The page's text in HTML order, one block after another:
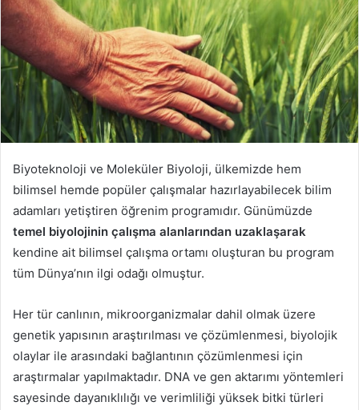
Biyoteknoloji ve Moleküler Biyoloji, ülkemizde hem
bilimsel hemde popüler çalışmalar hazırlayabilecek bilim
adamları yetiştiren öğrenim programıdır. Günümüzde
temel biyolojinin çalışma alanlarından uzaklaşarak
kendine ait bilimsel çalışma ortamı oluşturan bu program
tüm Dünya’nın ilgi odağı olmuştur.
Her tür canlının, mikroorganizmalar dahil olmak üzere
genetik yapısının araştırılması ve çözümlenmesi, biyolojik
olaylar ile arasındaki bağlantının çözümlenmesi için
araştırmalar yapılmaktadır. DNA ve gen aktarımı yöntemleri
sayesinde dayanıklılığı ve verimliliği yüksek bitki türleri